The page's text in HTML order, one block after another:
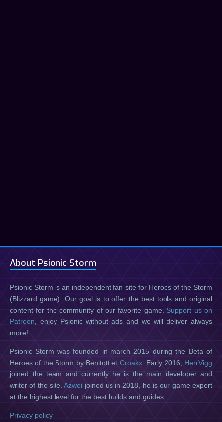
About Psionic Storm
Psionic Storm is an independent fan site for Heroes of the Storm
(Blizzard game). Our goal is to offer the best tools and original
content for the community of our favorite game. Support us on
Patreon , enjoy Psionic without ads and we will deliver always
more!
Psionic Storm was founded in march 2015 during the Beta of
Heroes of the Storm by Benitott et Croakx. Early 2016, HerrVigg
joined the team and currently he is the main developer and
writer of the site.Azwei joined us in 2018, he is our game expert
at the highest level for the best builds and guides.
Privacy policy